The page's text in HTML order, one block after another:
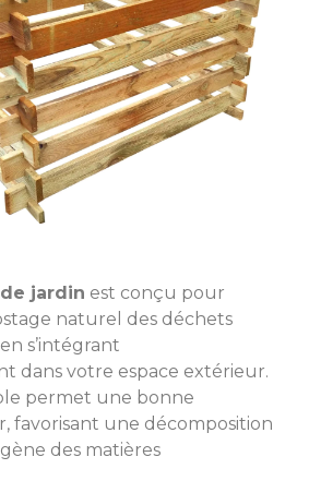
jardin est conçu pour
naturel des déchets
s’intégrant
dans votre espace extérieur.
permet une bonne
favorisant une décomposition
des matières